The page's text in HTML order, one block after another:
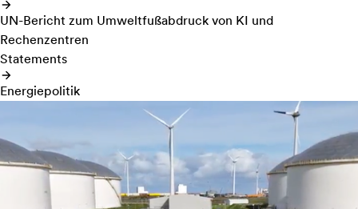
UN-Bericht zum Umweltfußabdruck von KI und
Rechenzentren
Statements
Energiepolitik